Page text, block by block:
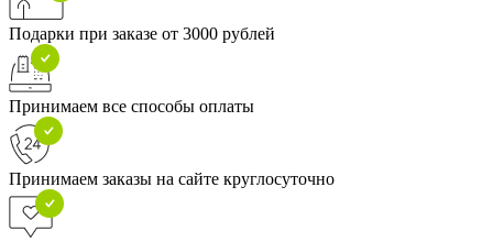
Подарки при заказе от 3000 рублей
Принимаем все способы оплаты
Принимаем заказы на сайте круглосуточно